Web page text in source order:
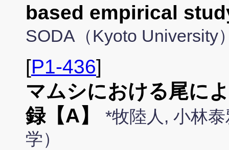
based empirical
SODA（Kyoto University
[P1-436]
マムシにおける尾に
録【A】
*牧陸人, 小林
学）